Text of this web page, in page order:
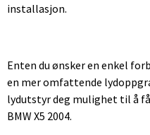
installasjon.
Enten du ønsker en enkel
en mer omfattende
lydutstyr deg mulighet til å
BMW X5 2004.